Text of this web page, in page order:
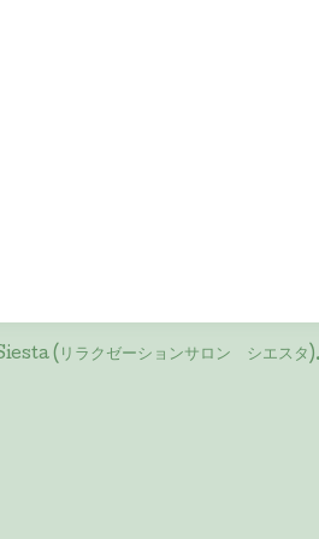
(リラクゼーションサロン シエスタ)